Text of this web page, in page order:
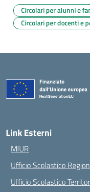
Circolari per alunni e
Circolari per docenti e
Link Esterni
MIUR
Ufficio Scolastico
Ufficio Scolastico